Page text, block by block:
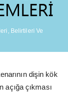
Belirtileri Ve
dişin kök
açığa çıkması